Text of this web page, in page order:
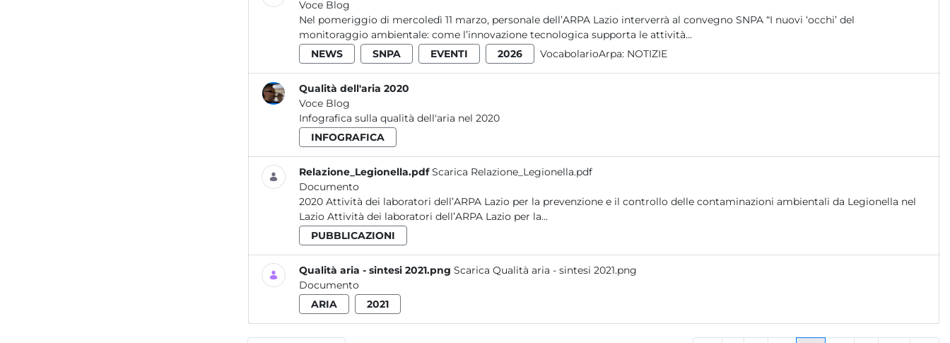
Voce Blog
Nel pomeriggio di mercoledì 11 marzo, personale dell’ARPA Lazio interverrà al convegno SNPA “I nuovi ‘occhi’ del
monitoraggio ambientale: come l’innovazione tecnologica supporta le attività...
NEWS
SNPA EVENTI 2026 VocabolarioArpa: NOTIZIE
Qualità dell'aria 2020
Voce Blog
Infografica sulla qualità dell'aria nel 2020
INFOGRAFICA
Relazione_Legionella.pdf Scarica Relazione_Legionella.pdf
Documento
2020 Attività dei laboratori dell’ARPA Lazio per la prevenzione e il controllo delle contaminazioni ambientali da Legionella nel
Lazio Attività dei laboratori dell’ARPA Lazio per la...
PUBBLICAZIONI
Qualità aria - sintesi 2021.png Scarica Qualità aria - sintesi 2021.png
Documento
ARIA
2021